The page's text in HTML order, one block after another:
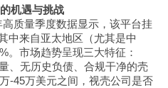
机遇与挑战
质量季度数据显示，该平台挂
中来自亚太地区（尤其是中
。市场趋势呈现三大特征：
、无历史负债、合规干净的壳
-45万美元之间，视壳公司是否